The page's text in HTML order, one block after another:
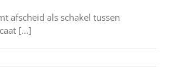
afscheid als schakel tussen
[...]